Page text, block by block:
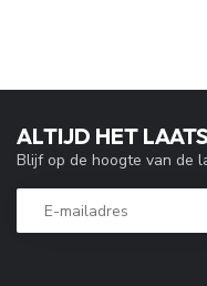
ALTIJD HET
Blijf op de hoogte van de